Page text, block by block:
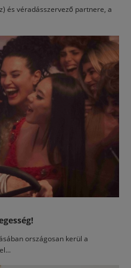
és véradásszervező partnere, a
országosan kerül a